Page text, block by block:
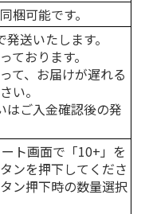
梱可能です。
送いたします。
おります。
て、お届けが遅れる
い。
はご入金確認後の発
ト画面で「10+」を
ンを押下してくださ
ン押下時の数量選択